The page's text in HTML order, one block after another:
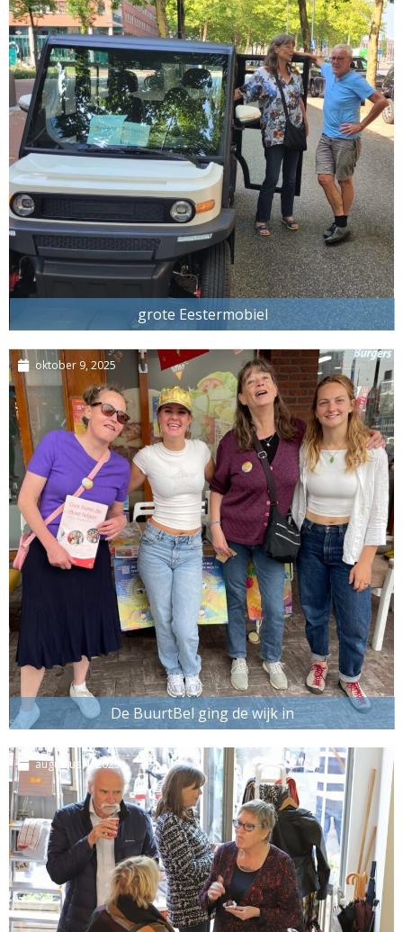
grote Eestermobiel
De BuurtBel ging de wijk in
oktober 9, 2025
augustus 4, 2025